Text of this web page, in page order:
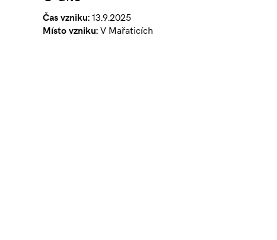
Čas vzniku:13.9.2025
Místo vzniku:V Mařaticích